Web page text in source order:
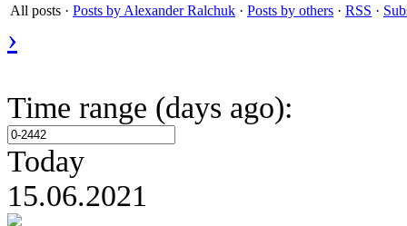
All posts · Posts by Alexander Ralchuk · Posts by others · RSS ·
›
Time range (days ago):
Today
15.06.2021